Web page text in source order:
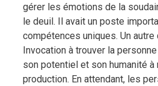
gérer les émotions de la
le deuil. Il avait un poste
compétences uniques. Un
Invocation à trouver la
son potentiel et son humanité à
production. En attendant, les